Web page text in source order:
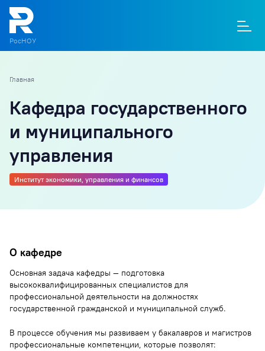
О
РосНОУ
Главная
Кафедра государственного
и муниципального
управления
Институт экономики, управления и финансов
О кафедре
Основная задача кафедры — подготовка
высококвалифицированных специалистов для
профессиональной деятельности на должностях
государственной гражданской и муниципальной служб.
В процессе обучения мы развиваем у бакалавров и магистров
профессиональные компетенции, которые позволят: